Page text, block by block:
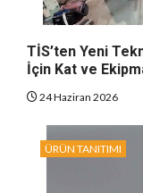
TİS’ten Yeni
İçin Kat ve
24 Haziran 2026
ÜRÜN TANITIMI